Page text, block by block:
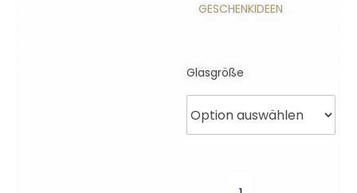
GESCHENKIDEEN
Glasgröße